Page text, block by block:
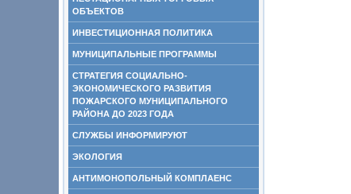
ОБЪЕКТОВ
ИНВЕСТИЦИОННАЯ ПОЛИТИКА
МУНИЦИПАЛЬНЫЕ ПРОГРАММЫ
СТРАТЕГИЯ СОЦИАЛЬНО-
ЭКОНОМИЧЕСКОГО РАЗВИТИЯ
ПОЖАРСКОГО МУНИЦИПАЛЬНОГО
РАЙОНА ДО 2023 ГОДА
СЛУЖБЫ ИНФОРМИРУЮТ
ЭКОЛОГИЯ
АНТИМОНОПОЛЬНЫЙ КОМПЛАЕНС